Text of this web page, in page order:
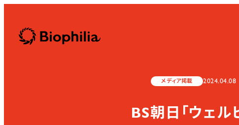
メディア掲載 2024.04.08
BS朝日「ウェル